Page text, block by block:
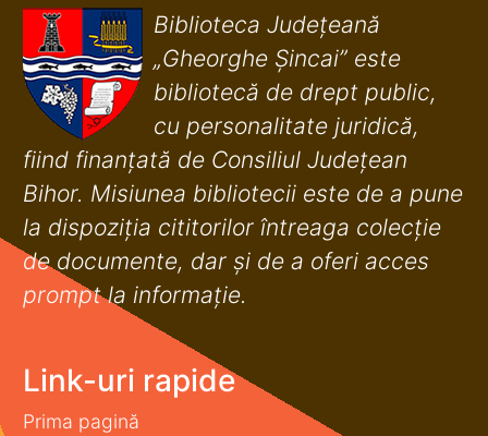
Biblioteca Județeană
„Gheorghe Șincai” este
bibliotecă de drept public,
cu personalitate juridică,
fiind finanţată de Consiliul Judeţean
Bihor. Misiunea bibliotecii este de a pune
la dispoziţia cititorilor întreaga colecţie
de documente, dar şi de a oferi acces
prompt la informaţie.
Link-uri rapide
Prima pagină